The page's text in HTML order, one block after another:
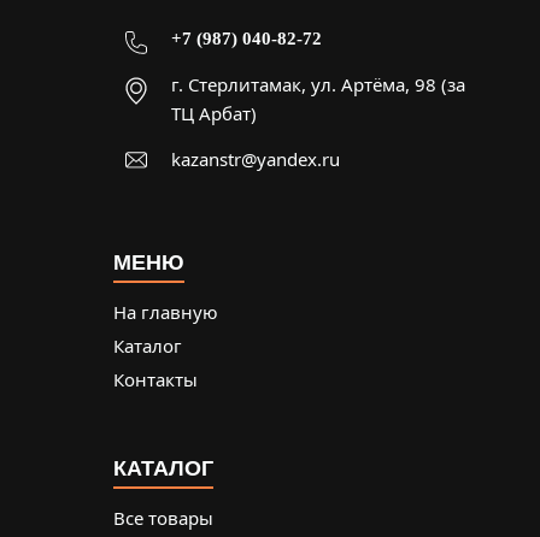
+7 (987) 040-82-72
г. Стерлитамак, ул. Артёма, 98 (за
ТЦ Арбат)
kazanstr@yandex.ru
МЕНЮ
На главную
Каталог
Контакты
КАТАЛОГ
Все товары